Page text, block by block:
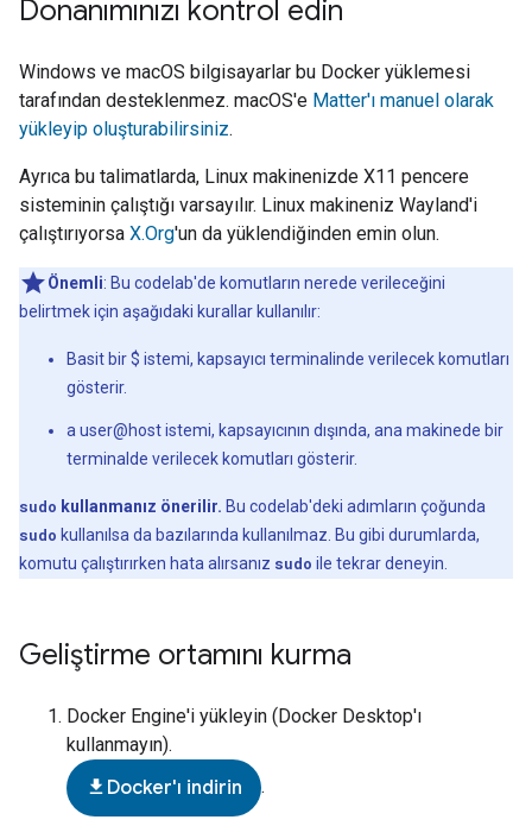
Donanımınızı kontrol edin
Windows ve macOS bilgisayarlar bu Docker yüklemesi
tarafından desteklenmez. macOS'e Matter'ı manuel olarak
yükleyip oluşturabilirsiniz.
Ayrıca bu talimatlarda, Linux makinenizde X11 pencere
sisteminin çalıştığı varsayılır. Linux makineniz Wayland'i
çalıştırıyorsa X.Org'un da yüklendiğinden emin olun.
Önemli: Bu codelab'de komutların nerede verileceğini
belirtmek için aşağıdaki kurallar kullanılır:
Basit bir $ istemi, kapsayıcı terminalinde verilecek komutları
gösterir.
a user@host istemi, kapsayıcının dışında, ana makinede bir
terminalde verilecek komutları gösterir.
sudo kullanmanız önerilir. Bu codelab'deki adımların çoğunda
sudo kullanılsa da bazılarında kullanılmaz. Bu gibi durumlarda,
komutu çalıştırırken hata alırsanız sudo ile tekrar deneyin.
Geliştirme ortamını kurma
Docker Engine'i yükleyin (Docker Desktop'ı
kullanmayın).
file_download Docker'ı indirin .